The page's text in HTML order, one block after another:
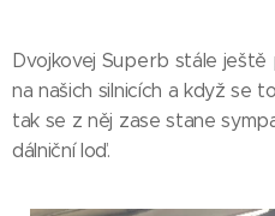
Dvojkovej Superb stále ještě
na našich silnicích a když se
tak se z něj zase stane
dálniční loď.